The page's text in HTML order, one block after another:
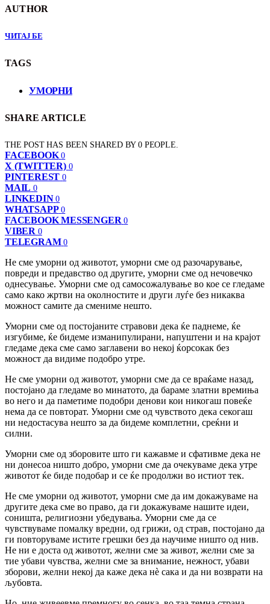
AUTHOR
ЧИТАЈ БЕ
TAGS
УМОРНИ
SHARE ARTICLE
THE POST HAS BEEN SHARED BY0 PEOPLE.
FACEBOOK 0
X (TWITTER) 0
PINTEREST 0
MAIL 0
LINKEDIN 0
WHATSAPP 0
FACEBOOK MESSENGER 0
VIBER 0
TELEGRAM 0
Не сме уморни од животот, уморни сме од разочарување,
повреди и предавство од другите, уморни сме од нечовечко
однесување. Уморни сме од самосожалување во кое се гледаме
само како жртви на околностите и други луѓе без никаква
можност самите да смениме нешто.
Уморни сме од постојаните стравови дека ќе паднеме, ќе
изгубиме, ќе бидеме изманипулирани, напуштени и на крајот
гледаме дека сме само заглавени во некој ќорсокак без
можност да видиме подобро утре.
Не сме уморни од животот, уморни сме да се враќаме назад,
постојано да гледаме во минатото, да бараме златни времиња
во него и да паметиме подобри денови кои никогаш повеќе
нема да се повторат. Уморни сме од чувството дека секогаш
ни недостасува нешто за да бидеме комплетни, среќни и
силни.
Уморни сме од зборовите што ги кажавме и сфативме дека не
ни донесоа ништо добро, уморни сме да очекуваме дека утре
животот ќе биде подобар и се ќе продолжи во истиот тек.
Не сме уморни од животот, уморни сме да им докажуваме на
другите дека сме во право, да ги докажуваме нашите идеи,
соништа, религиозни убедувања. Уморни сме да се
чувствуваме помалку вредни, од грижи, од страв, постојано да
ги повторуваме истите грешки без да научиме ништо од нив.
Не ни е доста од животот, желни сме за живот, желни сме за
тие убави чувства, желни сме за внимание, нежност, убави
зборови, желни некој да каже дека нè сака и да ни возврати на
љубовта.